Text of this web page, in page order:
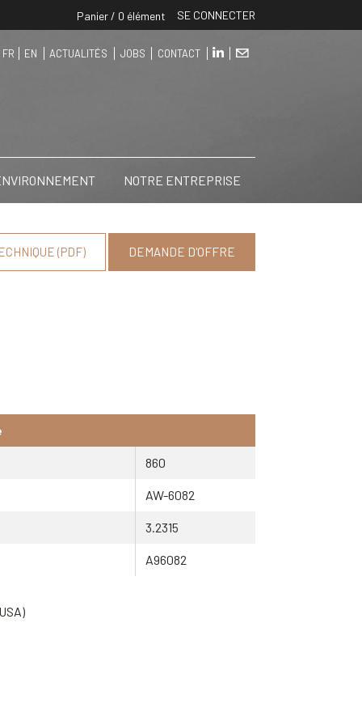
Panier / 0 élément SE CONNECTER
FR EN ACTUALITÉS JOBS CONTACT
NOTRE ENTREPRISE
(PDF) DEMANDE D'OFFRE
860
AW-6082
3.2315
A96082